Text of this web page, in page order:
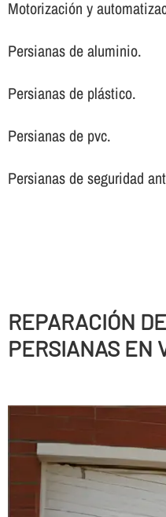
Motorización y
Persianas de aluminio.
Persianas de plástico.
Persianas de pvc.
Persianas de seguridad
REPARACIÓN
PERSIANAS EN